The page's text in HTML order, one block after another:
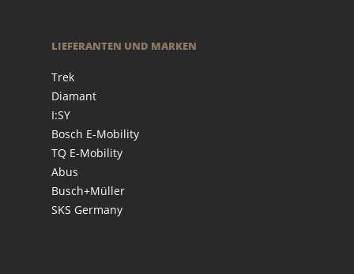
LIEFERANTEN UND MARKEN
Trek
Diamant
I:SY
Bosch E-Mobility
TQ E-Mobility
Abus
Busch+Müller
SKS Germany